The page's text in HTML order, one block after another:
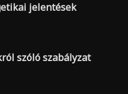
jelentések
szóló szabályzat